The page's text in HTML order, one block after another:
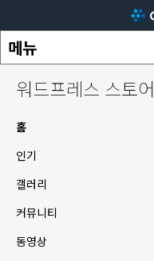
워드프레스 스토어
홈
인기
갤러리
커뮤니티
동영상